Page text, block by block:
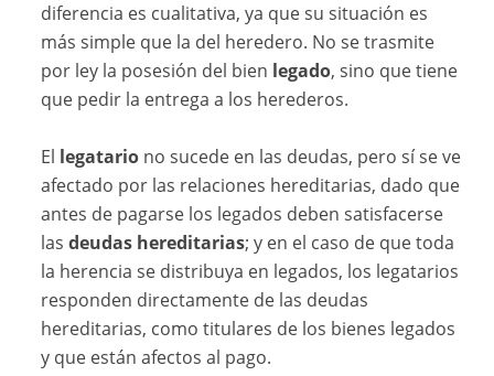
diferencia es cualitativa, ya que su situación es
más simple que la del heredero. No se trasmite
por ley la posesión del bien legado, sino que tiene
que pedir la entrega a los herederos.
El legatario no sucede en las deudas, pero sí se ve
afectado por las relaciones hereditarias, dado que
antes de pagarse los legados deben satisfacerse
lasdeudas hereditarias; y en el caso de que toda
la herencia se distribuya en legados, los legatarios
responden directamente de las deudas
hereditarias, como titulares de los bienes legados
y que están afectos al pago.